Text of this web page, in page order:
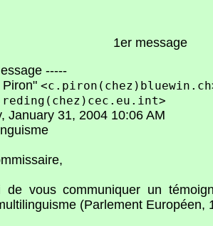
1er message
-----
January 31, 2004 10:06 AM
de vous communiquer un
(Parlement Européen,